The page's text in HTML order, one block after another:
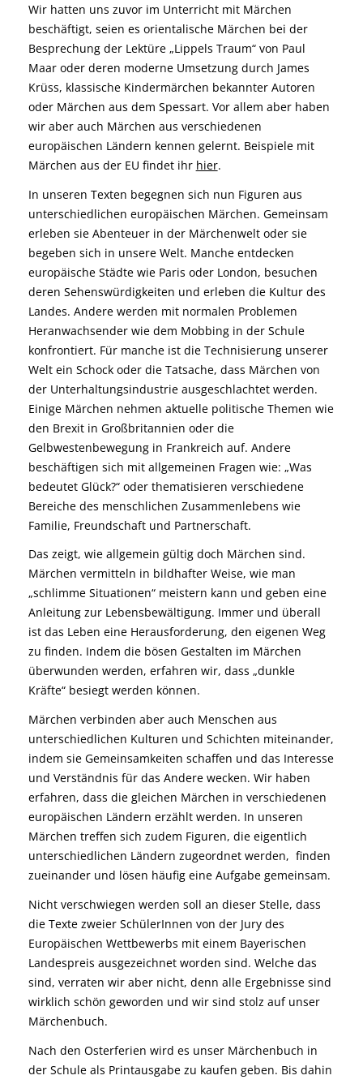
Wir hatten uns zuvor im Unterricht mit Märchen
beschäftigt, seien es orientalische Märchen bei der
Besprechung der Lektüre „Lippels Traum“ von Paul
Maar oder deren moderne Umsetzung durch James
Krüss, klassische Kindermärchen bekannter Autoren
oder Märchen aus dem Spessart. Vor allem aber haben
wir aber auch Märchen aus verschiedenen
europäischen Ländern kennen gelernt. Beispiele mit
Märchen aus der EU findet ihr hier.
In unseren Texten begegnen sich nun Figuren aus
unterschiedlichen europäischen Märchen. Gemeinsam
erleben sie Abenteuer in der Märchenwelt oder sie
begeben sich in unsere Welt. Manche entdecken
europäische Städte wie Paris oder London, besuchen
deren Sehenswürdigkeiten und erleben die Kultur des
Landes. Andere werden mit normalen Problemen
Heranwachsender wie dem Mobbing in der Schule
konfrontiert. Für manche ist die Technisierung unserer
Welt ein Schock oder die Tatsache, dass Märchen von
der Unterhaltungsindustrie ausgeschlachtet werden.
Einige Märchen nehmen aktuelle politische Themen wie
den Brexit in Großbritannien oder die
Gelbwestenbewegung in Frankreich auf. Andere
beschäftigen sich mit allgemeinen Fragen wie: „Was
bedeutet Glück?“ oder thematisieren verschiedene
Bereiche des menschlichen Zusammenlebens wie
Familie, Freundschaft und Partnerschaft.
Das zeigt, wie allgemein gültig doch Märchen sind.
Märchen vermitteln in bildhafter Weise, wie man
„schlimme Situationen“ meistern kann und geben eine
Anleitung zur Lebensbewältigung. Immer und überall
ist das Leben eine Herausforderung, den eigenen Weg
zu finden. Indem die bösen Gestalten im Märchen
überwunden werden, erfahren wir, dass „dunkle
Kräfte“ besiegt werden können.
Märchen verbinden aber auch Menschen aus
unterschiedlichen Kulturen und Schichten miteinander,
indem sie Gemeinsamkeiten schaffen und das Interesse
und Verständnis für das Andere wecken. Wir haben
erfahren, dass die gleichen Märchen in verschiedenen
europäischen Ländern erzählt werden. In unseren
Märchen treffen sich zudem Figuren, die eigentlich
unterschiedlichen Ländern zugeordnet werden, finden
zueinander und lösen häufig eine Aufgabe gemeinsam.
Nicht verschwiegen werden soll an dieser Stelle, dass
die Texte zweier SchülerInnen von der Jury des
Europäischen Wettbewerbs mit einem Bayerischen
Landespreis ausgezeichnet worden sind. Welche das
sind, verraten wir aber nicht, denn alle Ergebnisse sind
wirklich schön geworden und wir sind stolz auf unser
Märchenbuch.
Nach den Osterferien wird es unser Märchenbuch in
der Schule als Printausgabe zu kaufen geben. Bis dahin